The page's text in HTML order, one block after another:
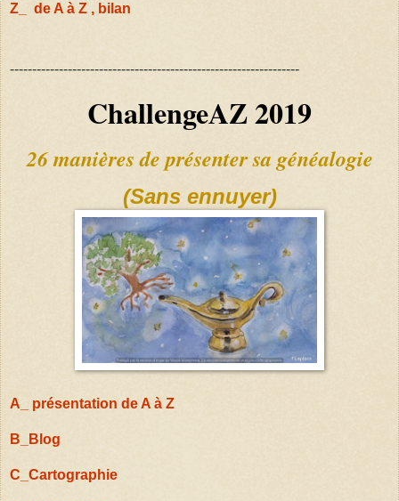
Z_ de A à Z , bilan
-----------------------------------------------------------------
ChallengeAZ 2019
26 manières de présenter sa généalogie
(Sans ennuyer)
A_ présentation de A à Z
B_Blog
C_Cartographie